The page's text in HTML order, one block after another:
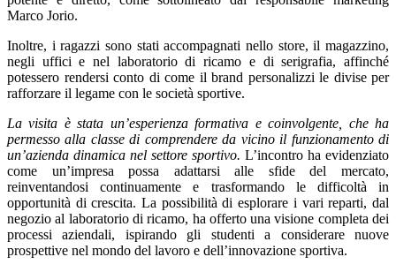
Marco Jorio.
Inoltre, i ragazzi sono stati accompagnati nello store, il magazzino,
negli uffici e nel laboratorio di ricamo e di serigrafia, affinché
potessero rendersi conto di come il brand personalizzi le divise per
rafforzare il legame con le società sportive.
La visita è stata un’esperienza formativa e coinvolgente, che ha
permesso alla classe di comprendere da vicino il funzionamento di
un’azienda dinamica nel settore sportivo. L’incontro ha evidenziato
come un’impresa possa adattarsi alle sfide del mercato,
reinventandosi continuamente e trasformando le difficoltà in
opportunità di crescita. La possibilità di esplorare i vari reparti, dal
negozio al laboratorio di ricamo, ha offerto una visione completa dei
processi aziendali, ispirando gli studenti a considerare nuove
prospettive nel mondo del lavoro e dell’innovazione sportiva.